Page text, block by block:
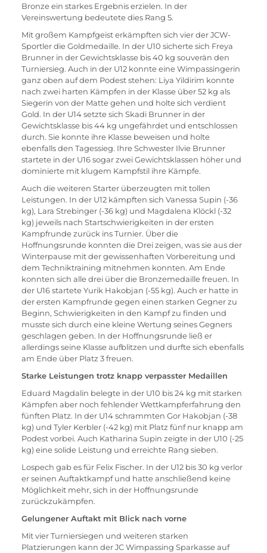
Bronze ein starkes Ergebnis erzielen. In der
Vereinswertung bedeutete dies Rang 5.
Mit großem Kampfgeist erkämpften sich vier der JCW-
Sportler die Goldmedaille. In der U10 sicherte sich Freya
Brunner in der Gewichtsklasse bis 40 kg souverän den
Turniersieg. Auch in der U12 konnte eine Wimpassingerin
ganz oben auf dem Podest stehen: Liya Yildirim konnte
nach zwei harten Kämpfen in der Klasse über 52 kg als
Siegerin von der Matte gehen und holte sich verdient
Gold. In der U14 setzte sich Skadi Brunner in der
Gewichtsklasse bis 44 kg ungefährdet und entschlossen
durch. Sie konnte ihre Klasse beweisen und holte
ebenfalls den Tagessieg. Ihre Schwester Ilvie Brunner
startete in der U16 sogar zwei Gewichtsklassen höher und
dominierte mit klugem Kampfstil ihre Kämpfe.
Auch die weiteren Starter überzeugten mit tollen
Leistungen. In der U12 kämpften sich Vanessa Supin (-36
kg), Lara Strebinger (-36 kg) und Magdalena Klöckl (-32
kg) jeweils nach Startschwierigkeiten in der ersten
Kampfrunde zurück ins Turnier. Über die
Hoffnungsrunde konnten die Drei zeigen, was sie aus der
Winterpause mit der gewissenhaften Vorbereitung und
dem Techniktraining mitnehmen konnten. Am Ende
konnten sich alle drei über die Bronzemedaille freuen. In
der U16 startete Yurik Hakobjan (-55 kg). Auch er hatte in
der ersten Kampfrunde gegen einen starken Gegner zu
Beginn, Schwierigkeiten in den Kampf zu finden und
musste sich durch eine kleine Wertung seines Gegners
geschlagen geben. In der Hoffnungsrunde ließ er
allerdings seine Klasse aufblitzen und durfte sich ebenfalls
am Ende über Platz 3 freuen.
Starke Leistungen trotz knapp verpasster Medaillen
Eduard Magdalin belegte in der U10 bis 24 kg mit starken
Kämpfen aber noch fehlender Wettkampferfahrung den
fünften Platz. In der U14 schrammten Gor Hakobjan (-38
kg) und Tyler Kerbler (-42 kg) mit Platz fünf nur knapp am
Podest vorbei. Auch Katharina Supin zeigte in der U10 (-25
kg) eine solide Leistung und erreichte Rang sieben.
Lospech gab es für Felix Fischer. In der U12 bis 30 kg verlor
er seinen Auftaktkampf und hatte anschließend keine
Möglichkeit mehr, sich in der Hoffnungsrunde
zurückzukämpfen.
Gelungener Auftakt mit Blick nach vorne
Mit vier Turniersiegen und weiteren starken
Platzierungen kann der JC Wimpassing Sparkasse auf